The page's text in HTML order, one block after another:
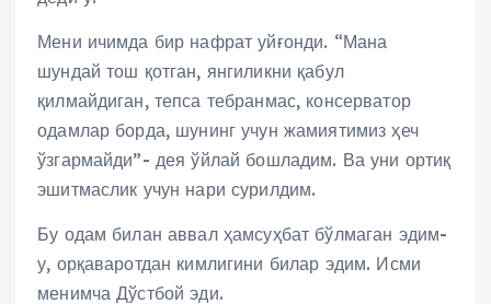
Мени ичимда бир нафрат уйғонди. “Мана
шундай тош қотган, янгиликни қабул
қилмайдиган, тепса тебранмас, консерватор
одамлар борда, шунинг учун жамиятимиз ҳеч
ўзгармайди”- дея ўйлай бошладим. Ва уни ортиқ
эшитмаслик учун нари сурилдим.
Бу одам билан аввал ҳамсуҳбат бўлмаган эдим-
у, орқаваротдан кимлигини билар эдим. Исми
менимча Дўстбой эди.